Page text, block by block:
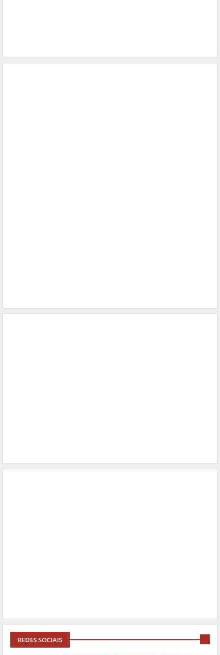
REDES SOCIAIS